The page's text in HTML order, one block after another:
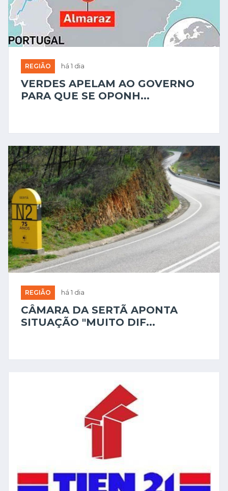
REGIÃO há 1 dia
VERDES APELAM AO GOVERNO
PARA QUE SE OPONH...
REGIÃO há 1 dia
CÂMARA DA SERTÃ APONTA
SITUAÇÃO "MUITO DIF...